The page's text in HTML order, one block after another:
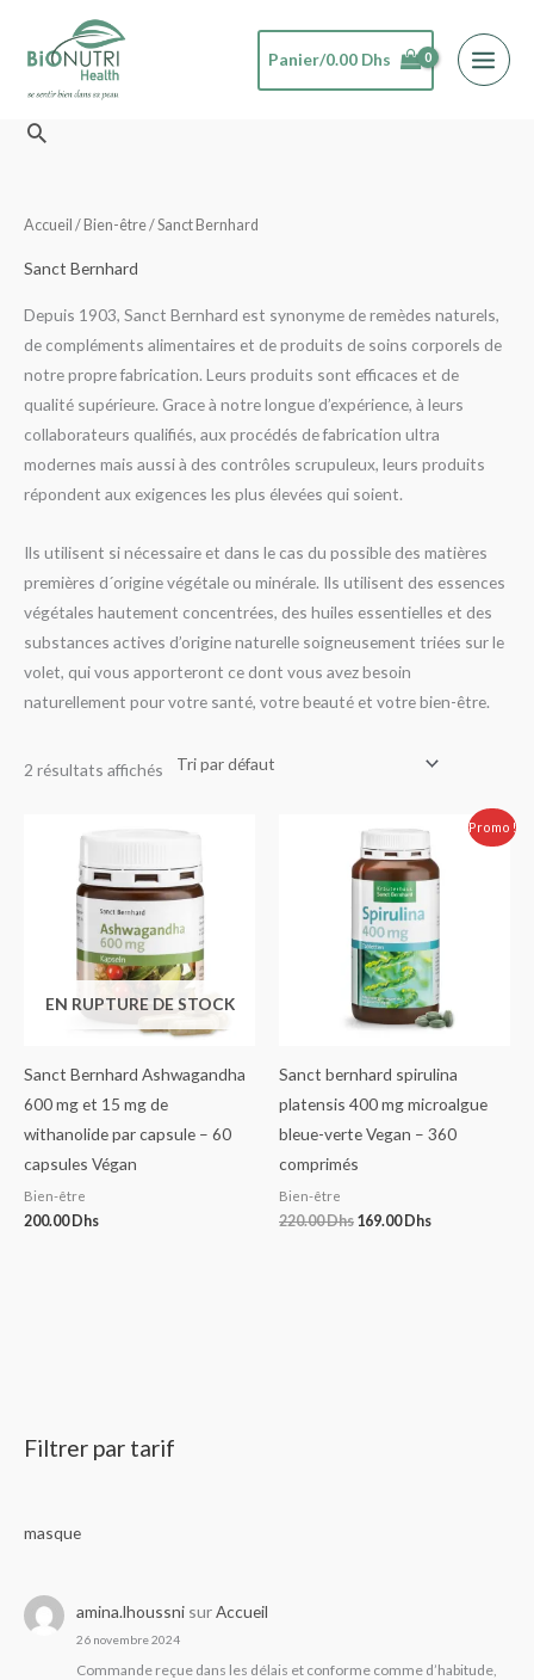
contenu
Panier/0.00 Dhs
Rechercher
Filtrer par tarif
masque
amina.lhoussni surAccueil
26 novembre 2024
Commande reçue dans les délais et conforme comme d’habitude,
Accueil / Bien-être/ Sanct Bernhard
Sanct Bernhard
Depuis 1903, Sanct Bernhard est synonyme de remèdes naturels,
de compléments alimentaires et de produits de soins corporels de
notre propre fabrication. Leurs produits sont efficaces et de
qualité supérieure. Grace à notre longue d’expérience, à leurs
collaborateurs qualifiés, aux procédés de fabrication ultra
modernes mais aussi à des contrôles scrupuleux, leurs produits
répondent aux exigences les plus élevées qui soient.
Ils utilisent si nécessaire et dans le cas du possible des matières
premières d´origine végétale ou minérale. Ils utilisent des essences
végétales hautement concentrées, des huiles essentielles et des
substances actives d’origine naturelle soigneusement triées sur le
volet, qui vous apporteront ce dont vous avez besoin
naturellement pour votre santé, votre beauté et votre bien-être.
2 résultats affichés
EN RUPTURE DE STOCK
Sanct Bernhard Ashwagandha
600 mg et 15 mg de
withanolide par capsule – 60
capsules Végan
Bien-être
200.00Dhs
Promo !
Sanct bernhard spirulina
platensis 400 mg microalgue
bleue-verte Vegan – 360
comprimés
Bien-être
220.00Dhs
initial
était :
220.00 Dhs.
169.00Dhs
actuel
est :
169.00 Dhs.